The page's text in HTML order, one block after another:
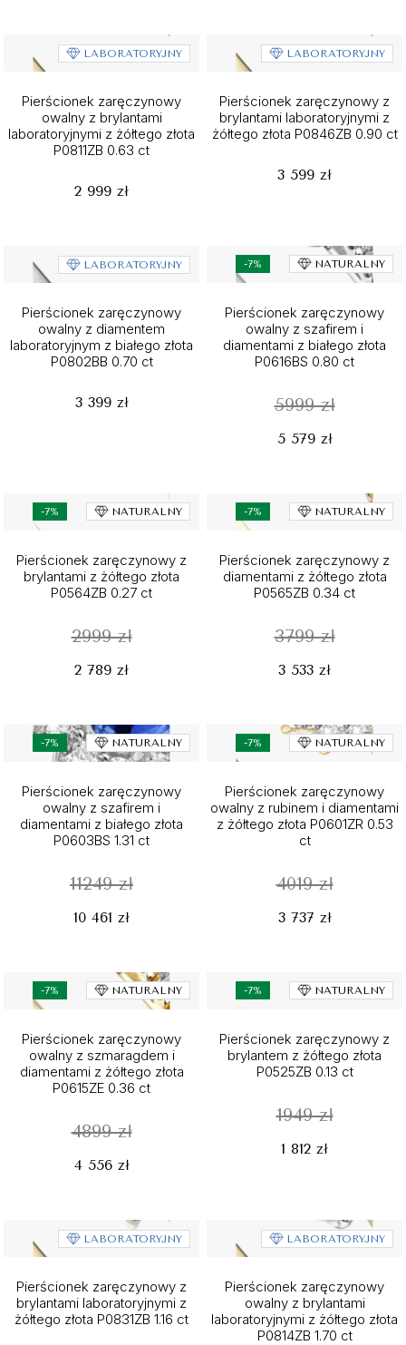
LABORATORYJNY
Pierścionek zaręczynowy
owalny z brylantami
laboratoryjnymi z żółtego złota
P0811ZB 0.63 ct
2 999 zł
LABORATORYJNY
Pierścionek zaręczynowy z
brylantami laboratoryjnymi z
żółtego złota P0846ZB 0.90 ct
3 599 zł
LABORATORYJNY
Pierścionek zaręczynowy
owalny z diamentem
laboratoryjnym z białego złota
P0802BB 0.70 ct
3 399 zł
-7% NATURALNY
Pierścionek zaręczynowy
owalny z szafirem i
diamentami z białego złota
P0616BS 0.80 ct
5999 zł
5 579 zł
-7% NATURALNY
Pierścionek zaręczynowy z
brylantami z żółtego złota
P0564ZB 0.27 ct
2999 zł
2 789 zł
-7% NATURALNY
Pierścionek zaręczynowy z
diamentami z żółtego złota
P0565ZB 0.34 ct
3799 zł
3 533 zł
-7% NATURALNY
Pierścionek zaręczynowy
owalny z szafirem i
diamentami z białego złota
P0603BS 1.31 ct
11249 zł
10 461 zł
-7% NATURALNY
Pierścionek zaręczynowy
owalny z rubinem i diamentami
z żółtego złota P0601ZR 0.53
ct
4019 zł
3 737 zł
-7% NATURALNY
Pierścionek zaręczynowy
owalny z szmaragdem i
diamentami z żółtego złota
P0615ZE 0.36 ct
4899 zł
4 556 zł
-7% NATURALNY
Pierścionek zaręczynowy z
brylantem z żółtego złota
P0525ZB 0.13 ct
1949 zł
1 812 zł
LABORATORYJNY
Pierścionek zaręczynowy z
brylantami laboratoryjnymi z
żółtego złota P0831ZB 1.16 ct
LABORATORYJNY
Pierścionek zaręczynowy
owalny z brylantami
laboratoryjnymi z żółtego złota
P0814ZB 1.70 ct